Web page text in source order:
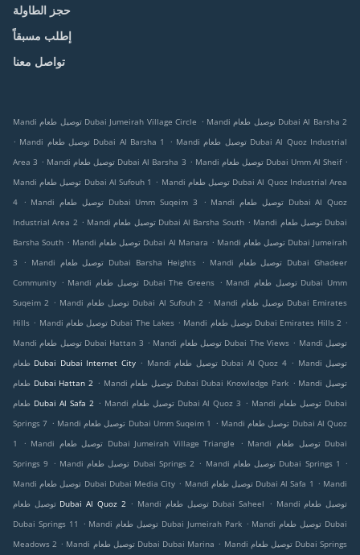
حجز الطاولة
إطلب مسبقاً
تواصل معنا
Mandi توصيل طعام Dubai Jumeirah Village Circle .
Mandi توصيل طعام Dubai Al Barsha 2
.
Mandi توصيل طعام Dubai Al Barsha 1 . Mandi توصيل طعام Dubai Al Quoz Industrial
Area 3 . Mandi توصيل طعام Dubai Al Barsha 3 . Mandi توصيل طعام Dubai Umm Al Sheif .
Mandi توصيل طعام Dubai Al Sufouh 1 . Mandi توصيل طعام Dubai Al Quoz Industrial Area
4
. Mandi توصيل طعام Dubai Umm Suqeim 3 . Mandi توصيل طعام Dubai Al Quoz
Industrial Area 2 . Mandi توصيل طعام Dubai Al Barsha South . Mandi توصيل طعام Dubai
Barsha South . Mandi توصيل طعام Dubai Al Manara . Mandi توصيل طعام Dubai Jumeirah
3
. Mandi توصيل طعام Dubai Barsha Heights . Mandi توصيل طعام Dubai Ghadeer
Community . Mandi توصيل طعام Dubai The Greens . Mandi توصيل طعام Dubai Umm
Suqeim 2 . Mandi توصيل طعام Dubai Al Sufouh 2 . Mandi توصيل طعام Dubai Emirates
Hills . Mandi توصيل طعام Dubai The Lakes . Mandi توصيل طعام Dubai Emirates Hills 2 .
Mandi توصيل طعام Dubai Hattan 3 . Mandi توصيل طعام Dubai The Views . Mandi توصيل
طعام Dubai Dubai Internet City . Mandi توصيل طعام Dubai Al Quoz 4 . Mandi توصيل
طعام Dubai Hattan 2 . Mandi توصيل طعام Dubai Dubai Knowledge Park . Mandi توصيل
طعام Dubai Al Safa 2 . Mandi توصيل طعام Dubai Al Quoz 3 . Mandi توصيل طعام Dubai
Springs 7 . Mandi توصيل طعام Dubai Umm Suqeim 1 . Mandi توصيل طعام Dubai Al Quoz
1
. Mandi توصيل طعام Dubai Jumeirah Village Triangle . Mandi توصيل طعام Dubai
Springs 9
. Mandi توصيل طعام Dubai Springs 2 . Mandi توصيل طعام Dubai Springs 1
.
Mandi توصيل طعام Dubai Dubai Media City . Mandi توصيل طعام Dubai Al Safa 1 . Mandi
توصيل طعام Dubai Al Quoz 2 . Mandi توصيل طعام Dubai Saheel . Mandi توصيل طعام
Dubai Springs 11
. Mandi توصيل طعام Dubai Jumeirah Park . Mandi توصيل طعام Dubai
Meadows 2 . Mandi توصيل طعام Dubai Dubai Marina . Mandi توصيل طعام Dubai Springs